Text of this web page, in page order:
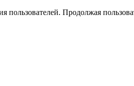
Продолжая